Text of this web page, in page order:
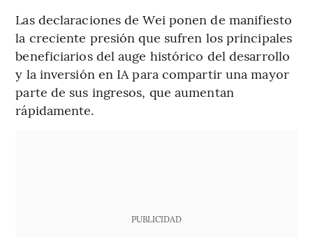
Las declaraciones de Wei ponen de manifiesto
la creciente presión que sufren los principales
beneficiarios del auge histórico del desarrollo
y la inversión en IA para compartir una mayor
parte de sus ingresos, que aumentan
rápidamente.
PUBLICIDAD